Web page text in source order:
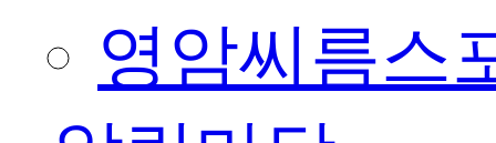
영암씨름스